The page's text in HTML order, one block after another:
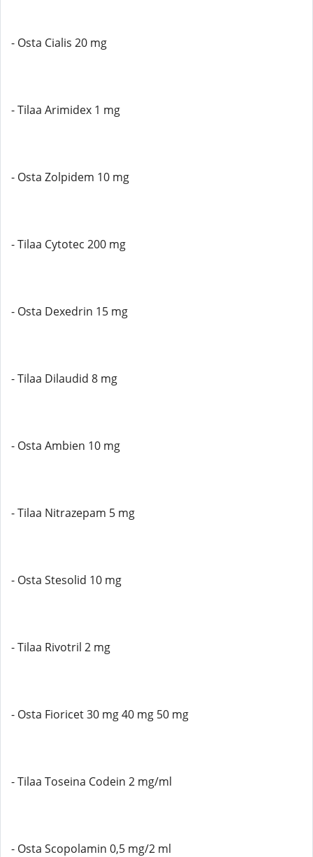
- Osta Cialis 20 mg
- Tilaa Arimidex 1 mg
- Osta Zolpidem 10 mg
- Tilaa Cytotec 200 mg
- Osta Dexedrin 15 mg
- Tilaa Dilaudid 8 mg
- Osta Ambien 10 mg
- Tilaa Nitrazepam 5 mg
- Osta Stesolid 10 mg
- Tilaa Rivotril 2 mg
- Osta Fioricet 30 mg 40 mg 50 mg
- Tilaa Toseina Codein 2 mg/ml
- Osta Scopolamin 0,5 mg/2 ml